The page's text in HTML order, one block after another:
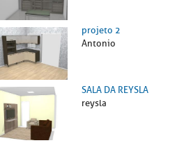
projeto 2
Antonio
SALA DA REYSLA
reysla